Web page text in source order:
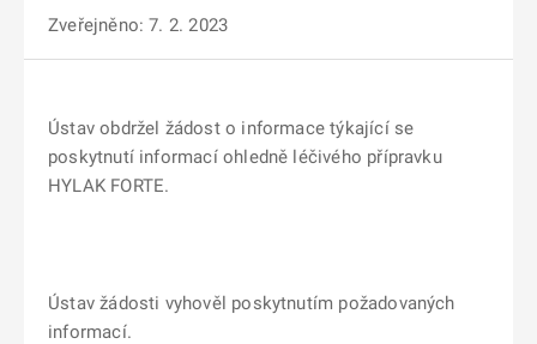
Zveřejněno: 7. 2. 2023
Ústav obdržel žádost o informace týkající se
poskytnutí informací ohledně léčivého přípravku
HYLAK FORTE.
Ústav žádosti vyhověl poskytnutím požadovaných
informací.